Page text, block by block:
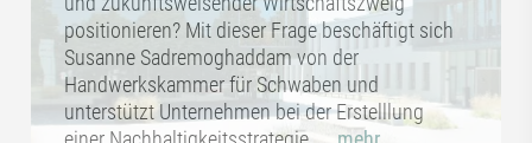
positionieren? Mit dieser Frage beschäftigt sich
Susanne Sadremoghaddam von der
Handwerkskammer für Schwaben und
unterstützt Unternehmen bei der Erstelllung